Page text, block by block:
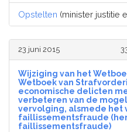
Opstelten (minister justitie
23 juni 2015
Wijziging van het
Wetboek van
economische delicten
verbeteren van de
vervolging, alsmede het
faillissementsfraude
faillissementsfraude)